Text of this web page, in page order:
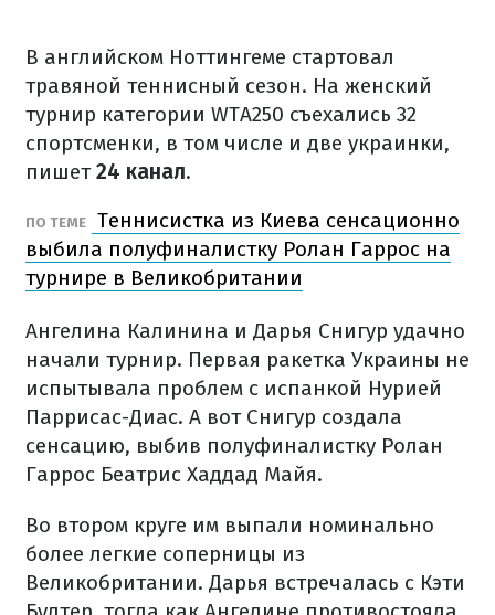
В английском Ноттингеме стартовал
травяной теннисный сезон. На женский
турнир категории WTA250 съехались 32
спортсменки, в том числе и две украинки,
пишет24 канал.
ПО ТЕМЕ
Теннисистка из Киева сенсационно
выбила полуфиналистку Ролан Гаррос на
турнире в Великобритании
Ангелина Калинина и Дарья Снигур удачно
начали турнир. Первая ракетка Украины не
испытывала проблем с испанкой Нурией
Паррисас-Диас. А вот Снигур создала
сенсацию, выбив полуфиналистку Ролан
Гаррос Беатрис Хаддад Майя.
Во втором круге им выпали номинально
более легкие соперницы из
Великобритании. Дарья встречалась с Кэти